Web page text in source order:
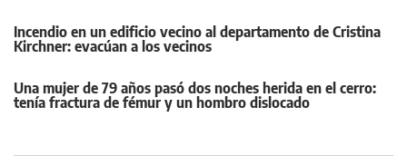
Incendio en un edificio vecino al departamento de Cristina
Kirchner: evacúan a los vecinos
Una mujer de 79 años pasó dos noches herida en el cerro:
tenía fractura de fémur y un hombro dislocado